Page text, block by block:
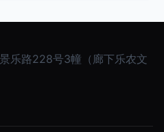
乐路228号3幢（廊下乐农文